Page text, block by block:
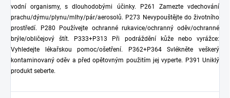
vodní organismy, s dlouhodobými účinky. P261 Zamezte vdechování
prachu/dýmu/plynu/mlhy/pár/aerosolů. P273 Nevypouštějte do životního
prostředí. P280 Používejte ochranné rukavice/ochranný oděv/ochranné
brýle/obličejový štít. P333+P313 Při podráždění kůže nebo vyrážce:
Vyhledejte lékařskou pomoc/ošetření. P362+P364 Svlékněte veškerý
kontaminovaný oděv a před opětovným použitím jej vyperte. P391 Uniklý
produkt seberte.